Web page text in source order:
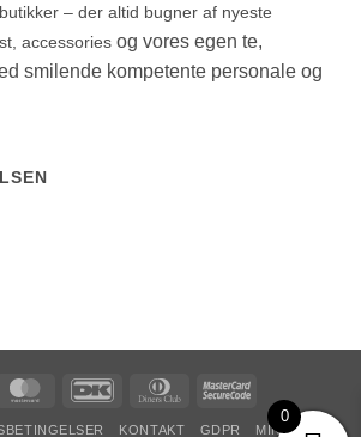
– der altid bugner af nyeste
accessories og vores egen te,
smilende kompetente personale og
MasterCard DanKort
Dinners
MasterCard
KONTAKT GDPR MIN KONTO
0